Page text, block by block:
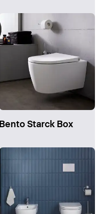
Bento Starck Box